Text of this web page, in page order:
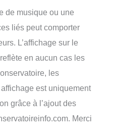
de musique ou une
liés peut comporter
L’affichage sur le
en aucun cas les
les
est uniquement
grâce à l’ajout des
Merci